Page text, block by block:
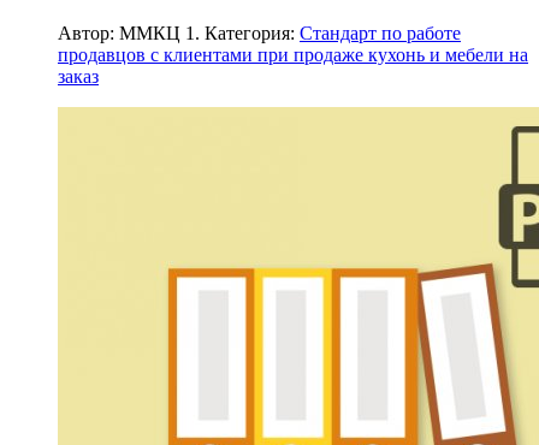
Автор: ММКЦ 1. Категория: Стандарт по работе
продавцов с клиентами при продаже кухонь и мебели на
заказ